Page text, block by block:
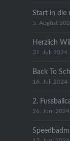
Start in die
5. August
Herzlich
31. Juli 2024
Back To
16. Juli 2024
2.
26. Juni 2024